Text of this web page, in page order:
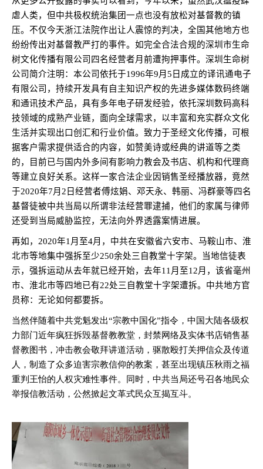
虐人类，但中共极权统治集团一点也没有放松对基督教的镇
压。不仅今天浙江法院作出让人震惊的判决，全国其他地方也
纷纷传出对基督教严打的事件。如完全合法合规的深圳市生命
树文化传播有限公司四名经营者月前遭拘押事件。深圳生命树
公司简介注明：本公司依托于1996年9月 5 日成立的译讯通电子
有限公司，持续开发具有自主知识产权的先进多媒体数码终端
和通讯技术产品，具有多年电子研发经验，依托深圳数码高科
技领域的成熟产业链，面向全球需求，以丰富和充实群众文化
生活并实现出口创汇和行业价值。致力于圣经文化传播，可根
据客户需求提供适合的内容，如赞美诗或经典的讲道等之类
的，目前已与国内外多间有影响力教会及书店、机构和代理商
等建立良好关系。这样一家合法企业因销售圣经播放器，竟然
于2020年7月 2 日经营者傅炫娟、邓天永、韩丽、冯群豪等四名
基督徒被中共当局以所谓非法经营罪逮捕，他们的家属与律师
还受到当局威胁监控，无法向外界透露案情进展。
再如， 2020年1 月至4月，中共在安徽省六安市、马鞍山市、淮
北市等地集中强拆至少250余处三自教堂十字架。当地信徒表
示，强拆运动从去年就已经开始，去年11 月至12月，该省毫州
市、淮北市等四地已有22处三自教堂十字架遭拆。中共地方官
员称：无论如何都要拆。
当然伴随着中共党魁发出“宗教中国化”指令，中国大陆各级权
力部门近年疯狂拆毁基督教教堂，封禁网络及实体书店销售基
督教图书，冲击教会敬拜讲道活动，驱散殴打关押信众及传道
人，制造了众多迫害宗教信仰的教案，甚至出现镇压秋雨之福
重判王怡的人权灾难性事件。同时，中共当局还号召各地民众
举报信教活动，公然掀起文革式民众互揭互斗。